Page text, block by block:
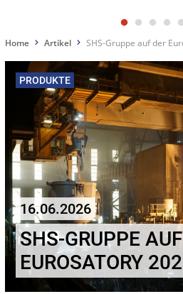
Home Artikel SHS-Gruppe auf der
PRODUKTE
16.06.2026
SHS-GRUPPE
EUROSATORY